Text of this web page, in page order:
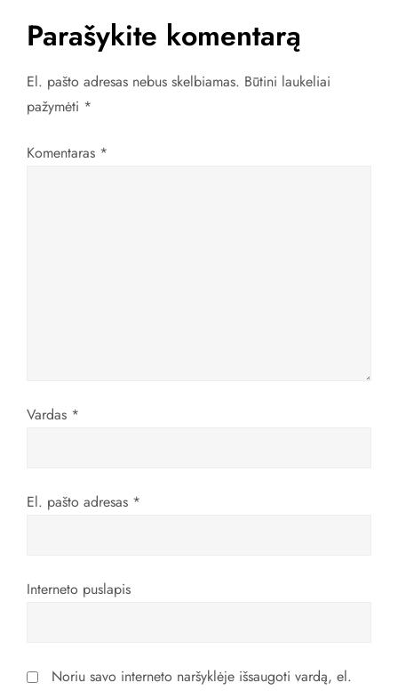
g
a
c
i
p
r
š
Parašykite komentarą
El. pašto adresas nebus skelbiamas. Būtini laukeliai
pažymėti *
Komentaras *
Vardas *
El. pašto adresas *
Interneto puslapis
Noriu savo interneto naršyklėje išsaugoti vardą, el.